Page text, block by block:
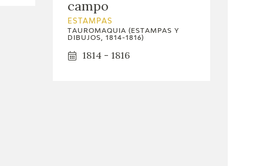
campo
ESTAMPAS
TAUROMAQUIA (ESTAMPAS Y
DIBUJOS, 1814-1816)
1814 - 1816